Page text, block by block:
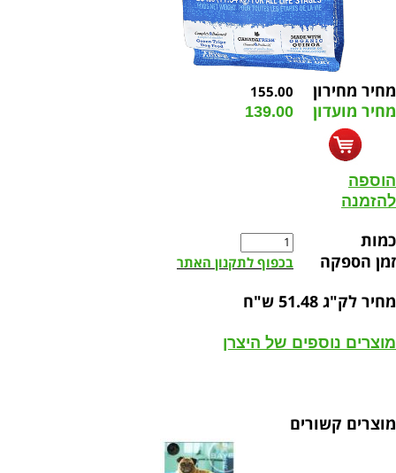
מחיר מחירון 155.00
מחיר מועדון 139.00
הוספה
להזמנה
כמות
זמן הספקה
בכפוף לתקנון האתר
מחיר לק"ג 51.48 ש"ח
מוצרים נוספים של היצרן
מוצרים קשורים